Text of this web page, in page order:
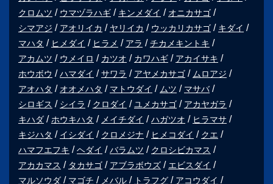
クロムツ
ウマヅラハギ キンメダイ
オニカサゴ
シマアジ
アオリイカ ヤリイカ ウッカリカサゴ
キダイ
マハタ
ヒメダイ ヒラメ アラ
チカメキントキ
アカムツ
ウメイロ カツオ カワハギ
アカイサキ
ホウボウ
ハマダイ サワラ アヤメカサゴ
ムロアジ
アオハタ
オオメハタ マトウダイ ムツ
マサバ
シロギス
シイラ クロダイ ユメカサゴ
アカヤガラ
キハダ
ホウキハタ メイチダイ ハガツオ
ヒラマサ
キジハタ
イシダイ クロメジナ ヒメコダイ
クエ
ハマフエフキ
ヘダイ バラムツ
クロシビカマス
アカカマス
タカサゴ アブラボウズ
エビスダイ
マルソウダ
マゴチ メバル トラフグ
アコウダイ